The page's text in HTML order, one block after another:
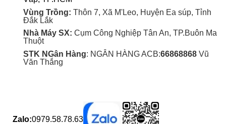
Vùng Trồng: Thôn 7, Xã M'Leo, Huyện Ea súp, Tỉnh
Đắk Lắk
Nhà Máy SX: Cụm Công Nghiệp Tân An, TP.Buôn Ma
Thuột
STK NGân Hàng: NGÂN HÀNG ACB:66868868Vũ
Văn Thắng
Zalo:0979.58.78.63